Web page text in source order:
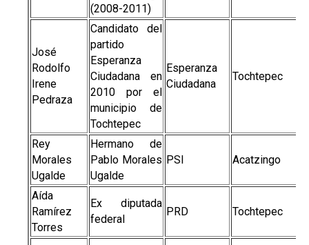
(2008-2011)
José
Rodolfo
Irene
Pedraza
Candidato del
partido
Esperanza
Ciudadana en
2010 por el
municipio de
Tochtepec
Esperanza
Ciudadana
Tochtepec
Rey
Morales
Ugalde
Hermano de
Pablo Morales
Ugalde
PSI Acatzingo
Aída
Ramírez
Torres
Ex diputada
federal
PRD Tochtepec